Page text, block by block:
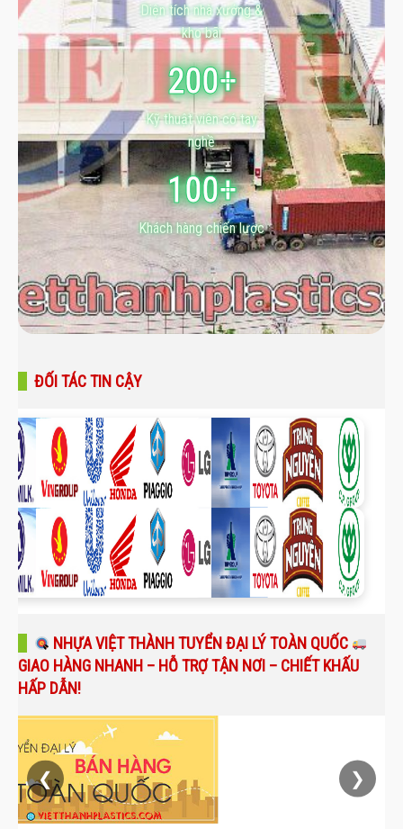
Diện tích nhà xưởng &
kho bãi
200+
Kỹ thuật viên có tay
nghề
100+
Khách hàng chiến lược
ĐỐI TÁC TIN CẬY
NHỰA VIỆT THÀNH TUYỂN ĐẠI LÝ TOÀN QUỐC
GIAO HÀNG NHANH – HỖ TRỢ TẬN NƠI – CHIẾT KHẤU
HẤP DẪN!
❮ ❯